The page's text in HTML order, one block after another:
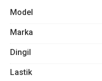
Model
Marka
Dingil
Lastik